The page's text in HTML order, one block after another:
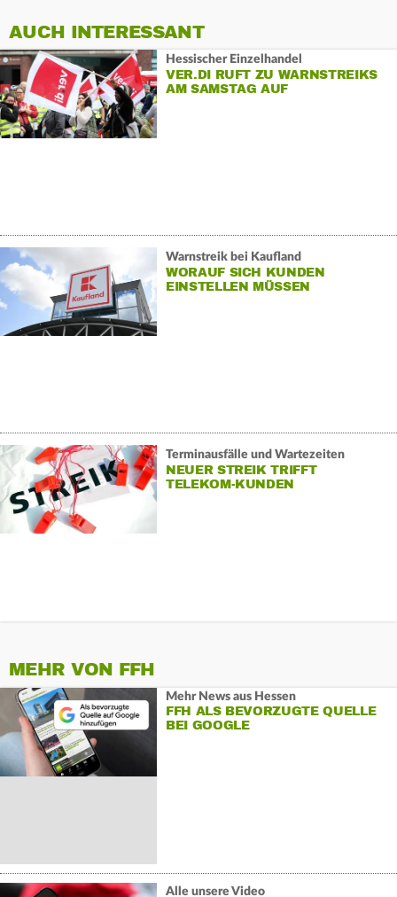
AUCH INTERESSANT
Hessischer Einzelhandel
VER.DI RUFT ZU WARNSTREIKS
AM SAMSTAG AUF
Warnstreik bei Kaufland
WORAUF SICH KUNDEN
EINSTELLEN MÜSSEN
Terminausfälle und Wartezeiten
NEUER STREIK TRIFFT
TELEKOM-KUNDEN
MEHR VON FFH
Mehr News aus Hessen
FFH ALS BEVORZUGTE QUELLE
BEI GOOGLE
Alle unsere Video